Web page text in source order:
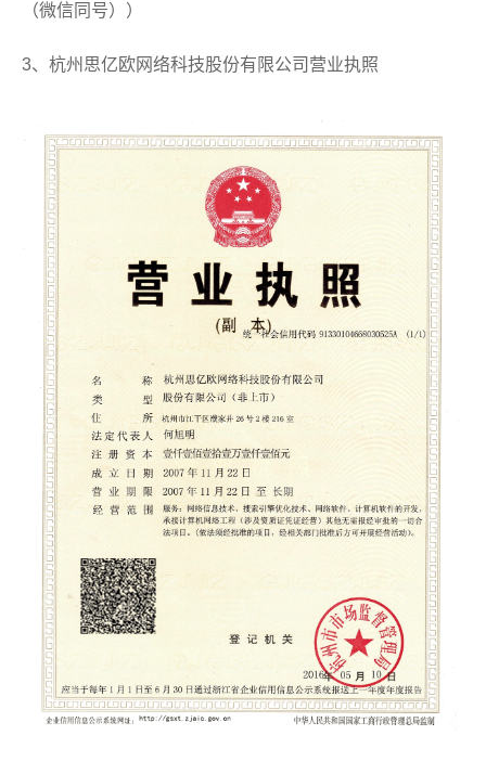
（微信同号） ）
3、杭州思亿欧网络科技股份有限公司营业执照